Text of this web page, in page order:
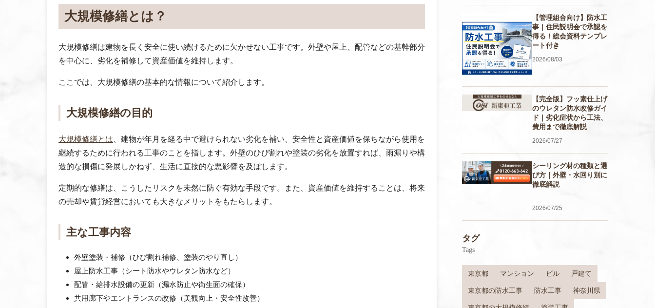
大規模修繕とは？
大規模修繕は建物を長く安全に使い続けるために欠かせない工事です。外壁や屋上、配管などの基幹部分
を中心に、劣化を補修して資産価値を維持します。
ここでは、大規模修繕の基本的な情報について紹介します。
大規模修繕の目的
大規模修繕とは 、建物が年月を経る中で避けられない劣化を補い、安全性と資産価値を保ちながら使用を
継続するために行われる工事のことを指します。外壁のひび割れや塗装の劣化を放置すれば、雨漏りや構
造的な損傷に発展しかねず、生活に直接的な悪影響を及ぼします。
定期的な修繕は、こうしたリスクを未然に防ぐ有効な手段です。また、資産価値を維持することは、将来
の売却や賃貸経営においても大きなメリットをもたらします。
主な工事内容
外壁塗装・補修（ひび割れ補修、塗装のやり直し）
屋上防水工事（シート防水やウレタン防水など）
配管・給排水設備の更新（漏水防止や衛生面の確保）
共用廊下やエントランスの改修（美観向上・安全性改善）
【管理組合向け】防水工
事｜住民説明会で承認を
得る！総会資料テンプレ
ート付き
2026/08/03
【完全版】フッ素仕上げ
のウレタン防水改修ガイ
ド｜劣化症状から工法、
費用まで徹底解説
2026/07/27
シーリング材の種類と選
び方｜外壁・水回り別に
徹底解説
2026/07/25
タグ
Tags
東京都 マンション ビル 戸建て
東京都の防水工事 防水工事 神奈川県